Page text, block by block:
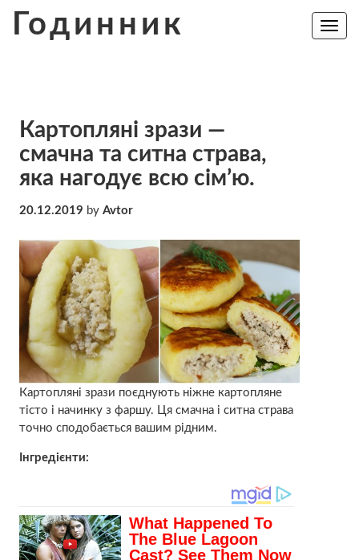
Годинник
Toggle
Картопляні зрази —
смачна та ситна страва,
яка нагодує всю сім’ю.
20.12.2019 by Avtor
Картопляні зрази поєднують ніжне картопляне
тісто і начинку з фаршу. Ця смачна і ситна страва
точно сподобається вашим рідним.
Інгредієнти: